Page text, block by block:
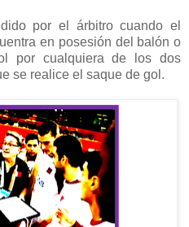
por el árbitro cuando el
en posesión del balón o
por cualquiera de los dos
se realice el saque de gol.